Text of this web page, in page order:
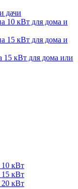
дачи
10 кВт для дома и
15 кВт для дома и
15 кВт для дома или
кВт
кВт
кВт